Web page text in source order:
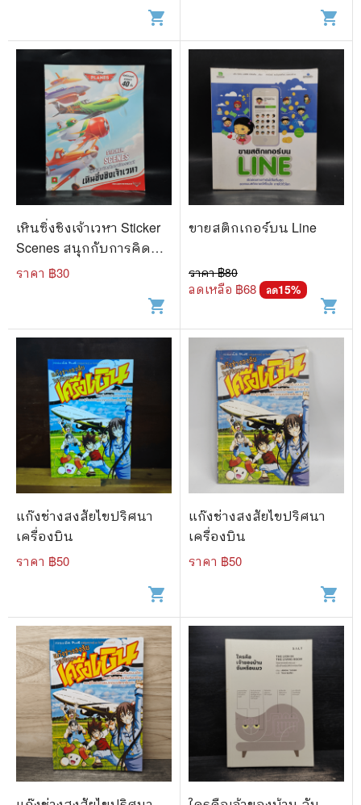
shopping_cart shopping_cart
เหินซิ่งชิงเจ้าเวหา Sticker
Scenes สนุกกับการคิดสติ
กเกอร์และระบายสี
ราคา ฿30
shopping_cart
ขายสติกเกอร์บน Line
ราคา ฿80
ลดเหลือ ฿68 ลด15%
shopping_cart
แก๊งช่างสงสัยไขปริศนา
เครื่องบิน
ราคา ฿50
shopping_cart
แก๊งช่างสงสัยไขปริศนา
เครื่องบิน
ราคา ฿50
shopping_cart